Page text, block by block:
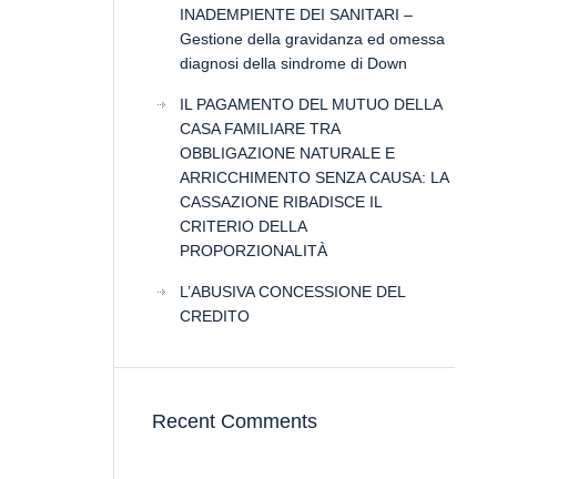
INADEMPIENTE DEI SANITARI –
Gestione della gravidanza ed omessa
diagnosi della sindrome di Down
IL PAGAMENTO DEL MUTUO DELLA
CASA FAMILIARE TRA
OBBLIGAZIONE NATURALE E
ARRICCHIMENTO SENZA CAUSA: LA
CASSAZIONE RIBADISCE IL
CRITERIO DELLA
PROPORZIONALITÀ
L’ABUSIVA CONCESSIONE DEL
CREDITO
Recent Comments